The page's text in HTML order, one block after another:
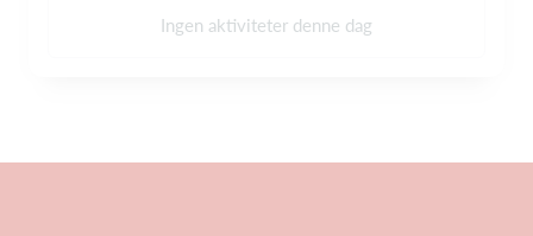
Ingen aktiviteter denne dag